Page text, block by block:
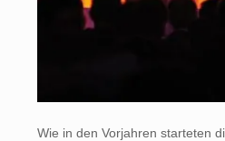
Wie in den Vorjahren starteten